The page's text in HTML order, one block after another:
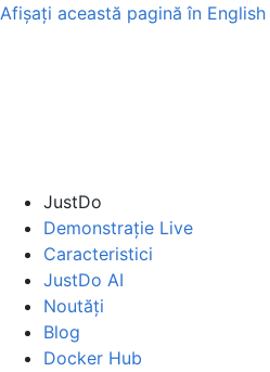
Afișați această pagină în English
JustDo
Demonstrație Live
Caracteristici
JustDo AI
Noutăți
Blog
Docker Hub